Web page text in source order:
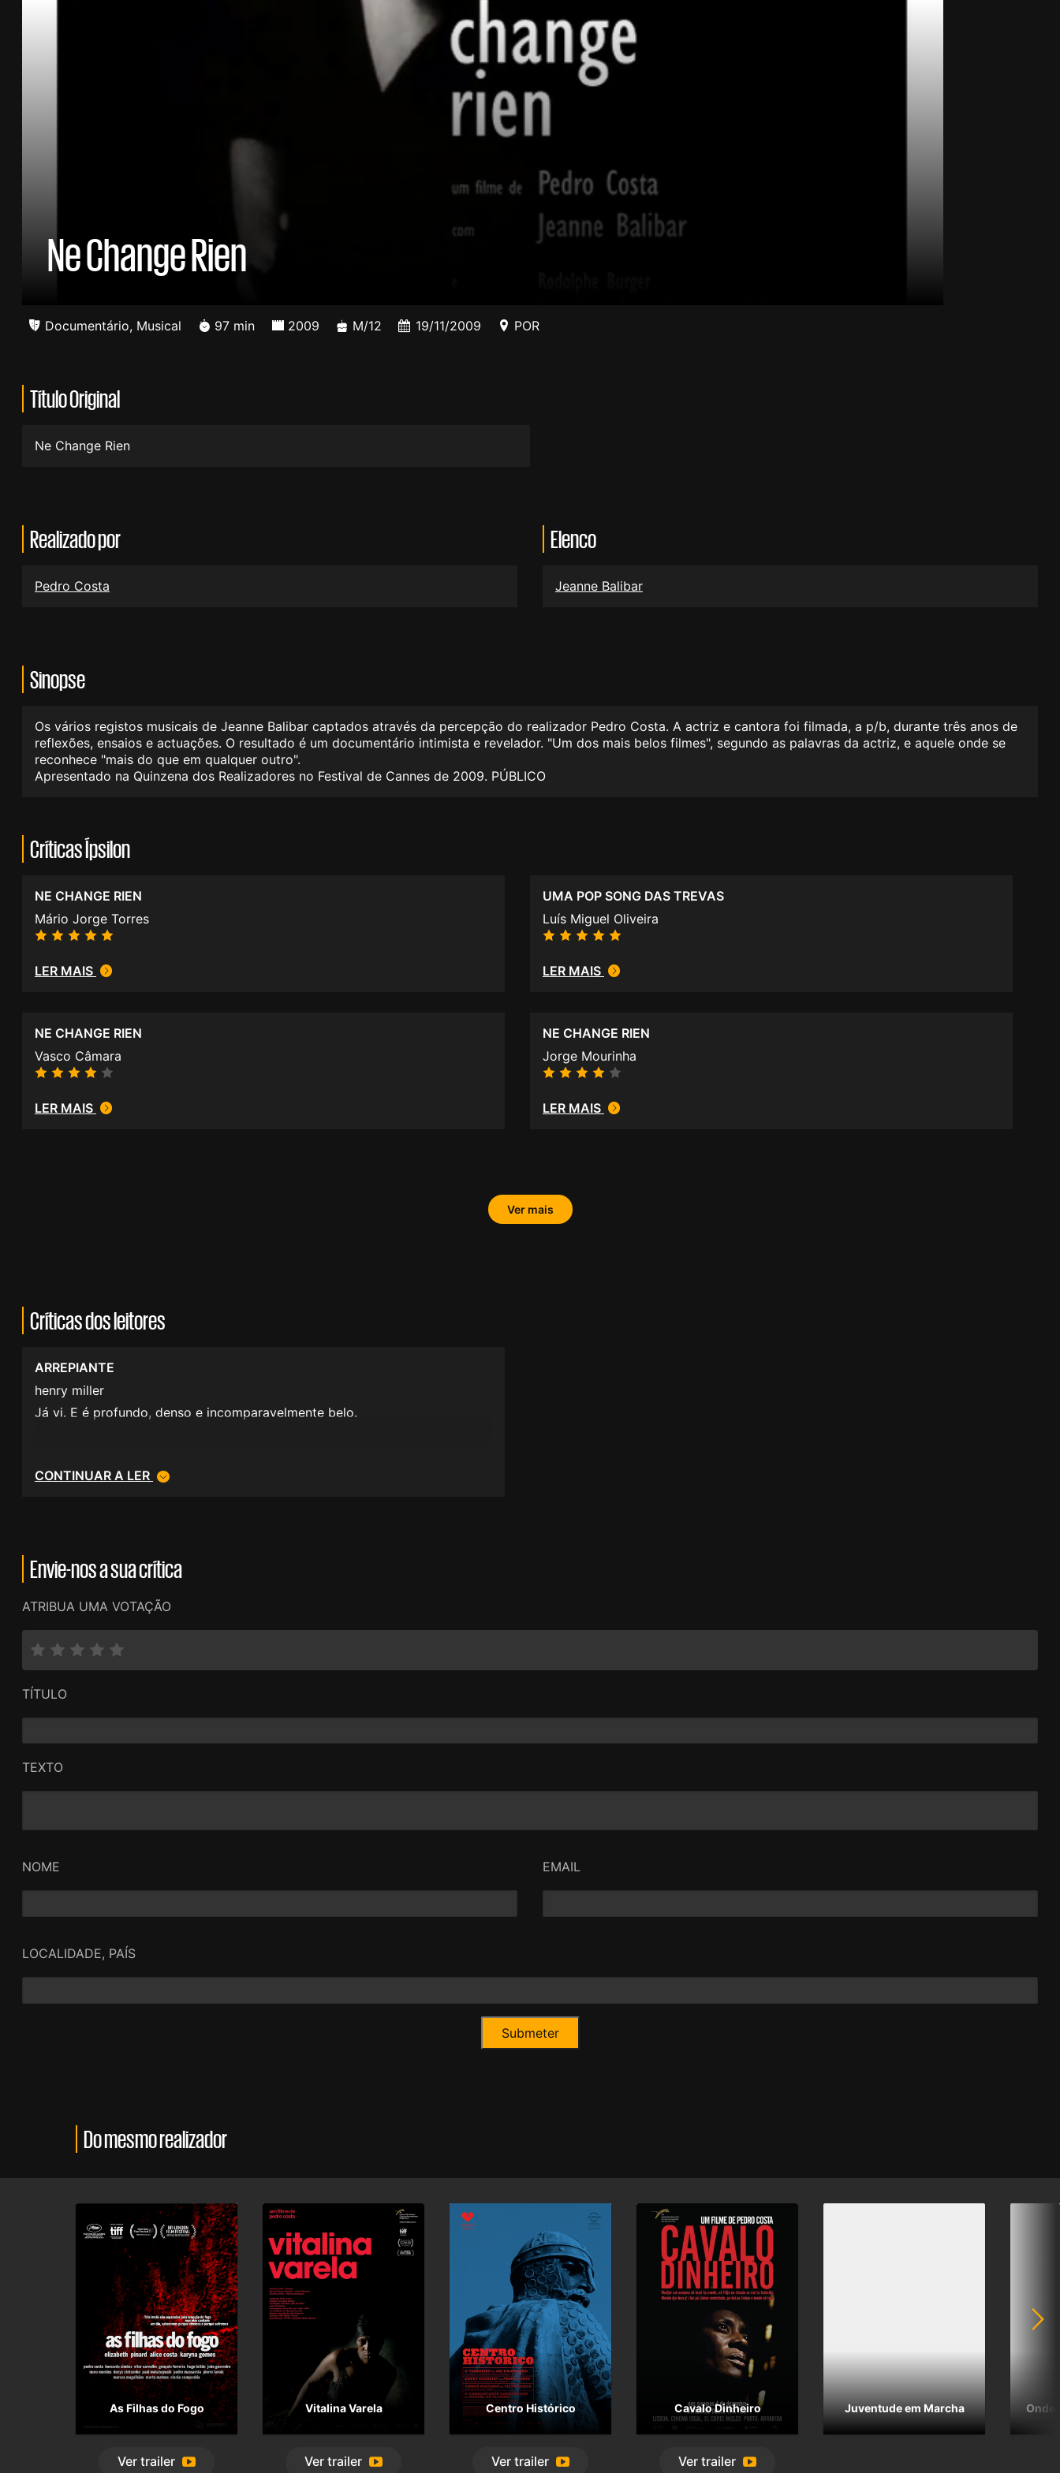
Ne Change Rien
Documentário, Musical 97 min 2009 M/12 19/11/2009 POR
Título Original
Ne Change Rien
Realizado por
Pedro Costa
Elenco
Jeanne Balibar
Sinopse
Os vários registos musicais de Jeanne Balibar captados através da percepção do realizador Pedro Costa. A actriz e cantora foi filmada, a p/b, durante três anos de
reflexões, ensaios e actuações. O resultado é um documentário intimista e revelador. "Um dos mais belos filmes", segundo as palavras da actriz, e aquele onde se
reconhece "mais do que em qualquer outro".
Apresentado na Quinzena dos Realizadores no Festival de Cannes de 2009. PÚBLICO
Críticas Ípsilon
NE CHANGE RIEN
Mário Jorge Torres
LER MAIS
UMA POP SONG DAS TREVAS
Luís Miguel Oliveira
LER MAIS
NE CHANGE RIEN
Vasco Câmara
LER MAIS
NE CHANGE RIEN
Jorge Mourinha
LER MAIS
Ver mais
Críticas dos leitores
ARREPIANTE
henry miller
Já vi. E é profundo, denso e incomparavelmente belo.
CONTINUAR A LER
Envie-nos a sua crítica
ATRIBUA UMA VOTAÇÃO
TÍTULO
TEXTO
NOME EMAIL
LOCALIDADE, PAÍS
Do mesmo realizador
As Filhas do Fogo
Ver trailer
Vitalina Varela
Ver trailer
Centro Histórico
Ver trailer
Cavalo Dinheiro
Ver trailer
Juventude em Marcha Onde